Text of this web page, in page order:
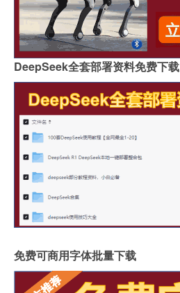
DeepSeek全套部署资料免费下载
免费可商用字体批量下载